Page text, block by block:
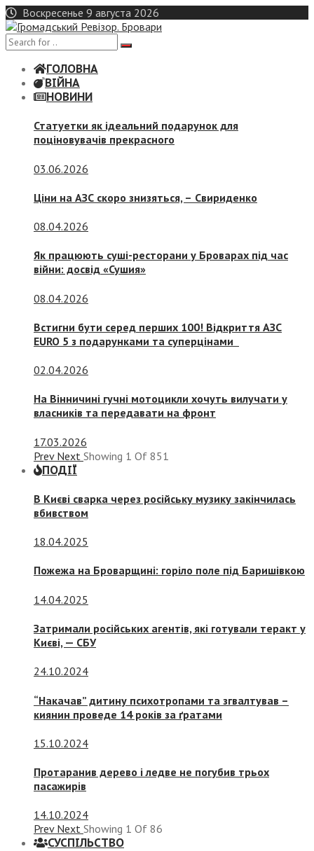
Skip
to
content
Воскресенье 9 августа 2026
ГОЛОВНА
ВІЙНА
НОВИНИ
Статуетки як ідеальний подарунок для
поціновувачів прекрасного
03.06.2026
Ціни на АЗС скоро знизяться, – Свириденко
08.04.2026
Як працюють суші-ресторани у Броварах під час
війни: досвід «Сушия»
08.04.2026
Встигни бути серед перших 100! Відкриття АЗС
EURO 5 з подарунками та суперцінами
02.04.2026
На Вінничині гучні мотоцикли хочуть вилучати у
власників та передавати на фронт
17.03.2026
Prev Next Showing 1 Of 851
ПОДІЇ
В Києві сварка через російську музику закінчилась
вбивством
18.04.2025
Пожежа на Броварщині: горіло поле під Баришівкою
14.04.2025
Затримали російських агентів, які готували теракт у
Києві, — СБУ
24.10.2024
“Накачав” дитину психотропами та згвалтував –
киянин проведе 14 років за ґратами
15.10.2024
Протаранив дерево і ледве не погубив трьох
пасажирів
14.10.2024
Prev Next Showing 1 Of 86
СУСПIЛЬСТВО